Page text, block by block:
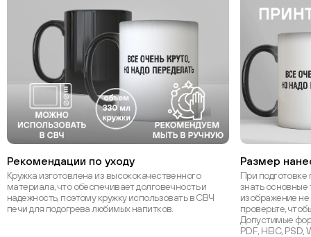
Рекомендации по уходу
Кружка изготовлена из высококачественного
материала, что обеспечивает долговечность и
надежность, поэтому кружку использовать в СВЧ
печи для подогрева любимых напитков.
Размер
При подготовке
знать
изображение
проверьте,
Допустимые
PDF, HEIC, PSD,